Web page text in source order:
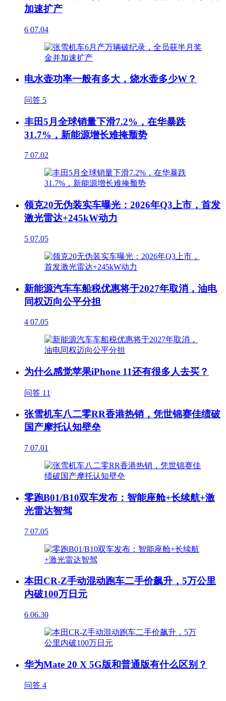
加速扩产
6 07.04
电水壶功率一般有多大，烧水壶多少W？
问答 5
丰田5月全球销量下滑7.2%，在华暴跌
31.7%，新能源增长难掩颓势
7 07.02
领克20无伪装实车曝光：2026年Q3上市，首发
激光雷达+245kW动力
5 07.05
新能源汽车车船税优惠将于2027年取消，油电
同权迈向公平分担
4 07.05
为什么感觉苹果iPhone 11还有很多人去买？
问答 11
张雪机车八二零RR香港热销，凭世锦赛佳绩破
国产摩托认知壁垒
7 07.01
零跑B01/B10双车发布：智能座舱+长续航+激
光雷达智驾
7 07.05
本田CR-Z手动混动跑车二手价飙升，5万公里
内破100万日元
6 06.30
华为Mate 20 X 5G版和普通版有什么区别？
问答 4